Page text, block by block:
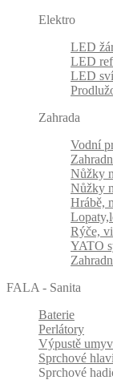
Elektro
LED
LED
LED
Zahrada
Vodní
Nůžky
Nůžky
Hrábě,
Rýče,
YATO
FALA - Sanita
Baterie
Perlátory
Výpustě
Sprchové
Sprchové